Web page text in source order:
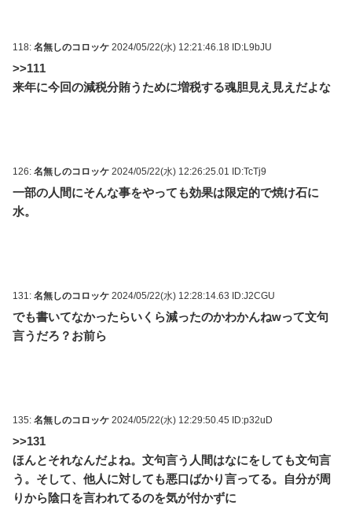
118: 名無しのコロッケ 2024/05/22(水) 12:21:46.18 ID:L9bJU
>>111
来年に今回の減税分賄うために増税する魂胆見え見えだよな
126: 名無しのコロッケ 2024/05/22(水) 12:26:25.01 ID:TcTj9
一部の人間にそんな事をやっても効果は限定的で焼け石に
水。
131: 名無しのコロッケ 2024/05/22(水) 12:28:14.63 ID:J2CGU
でも書いてなかったらいくら減ったのかわかんねwって文句
言うだろ？お前ら
135: 名無しのコロッケ 2024/05/22(水) 12:29:50.45 ID:p32uD
>>131
ほんとそれなんだよね。文句言う人間はなにをしても文句言
う。そして、他人に対しても悪口ばかり言ってる。自分が周
りから陰口を言われてるのを気が付かずに